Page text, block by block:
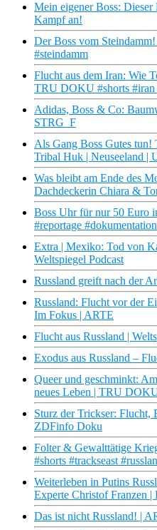
Mein eigener Boss: Dieser
Kampf an!
Der Boss vom
#steindamm
Flucht aus dem Iran: Wie
TRU DOKU #shorts #iran
Adidas, Boss & Co:
STRG_F
Als Gang Boss Gutes
Tribal Huk | Neuseeland |
Was bleibt am Ende des
Dachdeckerin Chiara &
Boss Uhr für nur 50 Euro
#reportage
Extra | Mexiko: Tod von
Weltspiegel Podcast
Russland greift nach der
Russland: Flucht vor der
Im Fokus | ARTE
Flucht aus Russland |
Exodus aus Russland –
Queer und geschminkt:
neues Leben | TRU
Sturz der Trickser: Flucht,
ZDFinfo Doku
Folter & Gewalttätige
#shorts #trackseast
Weiterleben in Putins
Experte Christof Franzen
Das ist nicht Russland! |